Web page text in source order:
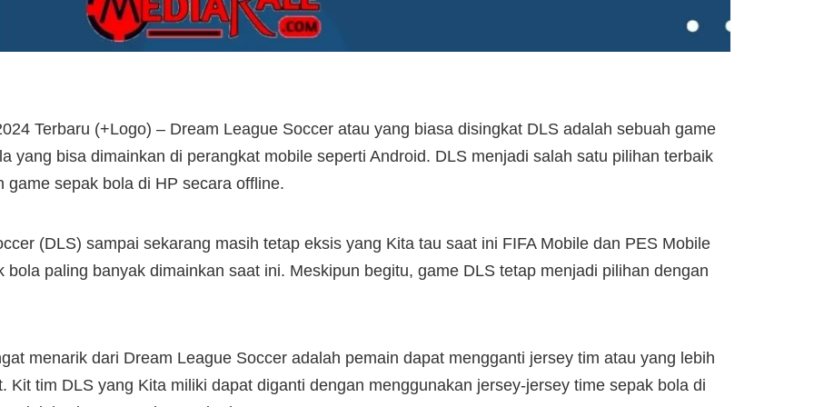
Terbaru (+Logo) – Dream League Soccer atau yang biasa disingkat DLS adalah sebuah game
yang bisa dimainkan di perangkat mobile seperti Android. DLS menjadi salah satu pilihan terbaik
game sepak bola di HP secara offline.
(DLS) sampai sekarang masih tetap eksis yang Kita tau saat ini FIFA Mobile dan PES Mobile
bola paling banyak dimainkan saat ini. Meskipun begitu, game DLS tetap menjadi pilihan dengan
menarik dari Dream League Soccer adalah pemain dapat mengganti jersey tim atau yang lebih
Kit tim DLS yang Kita miliki dapat diganti dengan menggunakan jersey-jersey time sepak bola di